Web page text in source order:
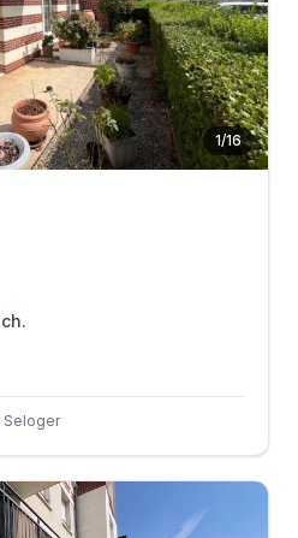
1/16
ch.
Seloger